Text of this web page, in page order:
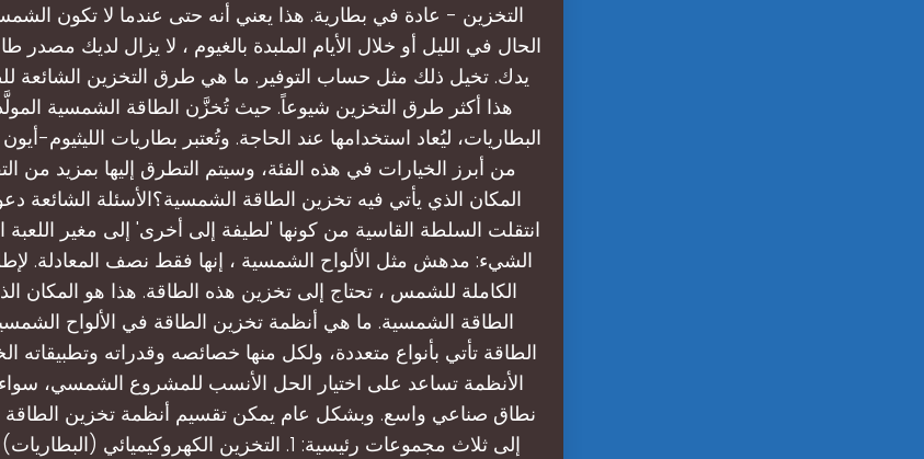
التخزين - عادة في بطارية. هذا يعني أنه حتى عندما لا تكون
الحال في الليل أو خلال الأيام الملبدة بالغيوم ، لا يزال لديك
يدك. تخيل ذلك مثل حساب التوفير. ما هي طرق التخزين الشائعة
هذا أكثر طرق التخزين شيوعاً. حيث تُخزَّن الطاقة الشمسية
البطاريات، ليُعاد استخدامها عند الحاجة. وتُعتبر بطاريات
من أبرز الخيارات في هذه الفئة، وسيتم التطرق إليها بمزيد من
المكان الذي يأتي فيه تخزين الطاقة الشمسية؟الأسئلة الشائعة
انتقلت السلطة القاسية من كونها 'لطيفة إلى أخرى' إلى مغير
الشيء: مدهش مثل الألواح الشمسية ، إنها فقط نصف المعادلة.
الكاملة للشمس ، تحتاج إلى تخزين هذه الطاقة. هذا هو المكان
الطاقة الشمسية. ما هي أنظمة تخزين الطاقة في الألواح
الطاقة تأتي بأنواع متعددة، ولكل منها خصائصه وقدراته وتطبيقاته
الأنظمة تساعد على اختيار الحل الأنسب للمشروع الشمسي، سواء
نطاق صناعي واسع. وبشكل عام يمكن تقسيم أنظمة تخزين الطاقة
إلى ثلاث مجموعات رئيسية: 1. التخزين الكهروكيميائي